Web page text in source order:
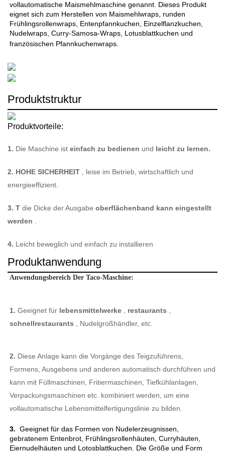
vollautomatische Maismehlmaschine genannt. Dieses Produkt
eignet sich zum Herstellen von Maismehlwraps, runden
Frühlingsrollenwraps, Entenpfannkuchen, Einzelflanzkuchen,
Nudelwraps, Curry-Samosa-Wraps, Lotusblattkuchen und
französischen Pfannkuchenwraps.
Produktstruktur
Produktvorteile:
1. Die Maschine ist einfach zu bedienen und leicht zu lernen.
2. HOHE SICHERHEIT , leise im Betrieb, wirtschaftlich und
energieeffizient.
3. T die Dicke der Ausgabe oberflächenband kann eingestellt
werden .
4. Leicht beweglich und einfach zu installieren
Produktanwendung
Anwendungsbereich Der Taco-Maschine:
1. Geeignet für lebensmittelwerke , restaurants
schnellrestaurants , Nudelgroßhändler, etc.
2. Diese Anlage kann die Vorgänge des Teigzuführens,
Formens, Ausgebens und anderen automatisch durchführen und
kann mit Füllmaschinen, Fritiermaschinen, Tiefkühlanlagen,
Verpackungsmaschinen etc. kombiniert werden, um eine
vollautomatische Lebensmittelfertigungslinie zu bilden.
3. Geeignet für das Formen von Nudelerzeugnissen,
gebratenem Entenbrot, Frühlingsrollenhäuten, Curryhäuten,
Eiernudelhäuten und Lotosblattkuchen. Die Größe und Form